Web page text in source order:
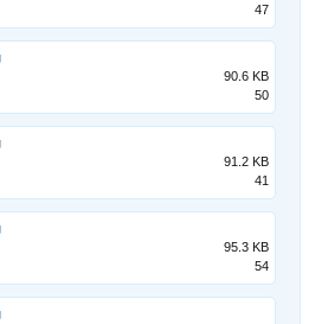
47
90.6 KB
50
91.2 KB
41
95.3 KB
54